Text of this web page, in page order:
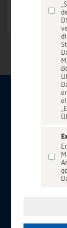
Über
Service für alle
Portal finden
Musicals und
Champions
In